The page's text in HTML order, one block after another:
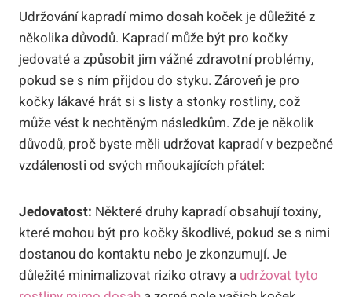
Udržování kapradí mimo dosah koček je důležité z
několika důvodů. Kapradí může být pro kočky
jedovaté a způsobit jim vážné zdravotní problémy,
pokud se s ním přijdou do styku. Zároveň je pro
kočky lákavé hrát si s listy a stonky rostliny, což
může vést k nechtěným následkům. Zde je několik
důvodů, proč byste měli udržovat kapradí v bezpečné
vzdálenosti od svých mňoukajících přátel:
Jedovatost: Některé druhy kapradí obsahují toxiny,
které mohou být pro kočky škodlivé, pokud se s nimi
dostanou do kontaktu nebo je zkonzumují. Je
důležité minimalizovat riziko otravy a udržovat tyto